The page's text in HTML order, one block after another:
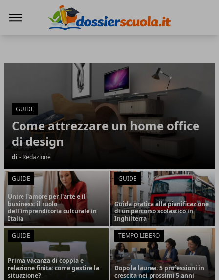
GUIDE
Come attrezzare un home office
di design
di - Redazione
GUIDE
Unire l'amore per l'arte e il
business: il ruolo
dell'imprenditoria culturale in
Italia
GUIDE
Guida pratica alla pianificazione
di un percorso scolastico in
Inghilterra
GUIDE
Prima vacanza di coppia e
relazione finita: come gestire la
situazione?
TEMPO LIBERO
Dopo la laurea: 5 professioni in
crescita nei prossimi 5 anni